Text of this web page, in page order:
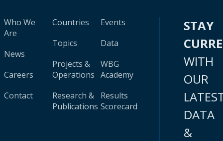
Who We
Are
News
Careers
Contact
Countries
Topics
Projects &
Operations
Research &
Publications
Events
Data
WBG
Academy
Results
Scorecard
STAY
WITH
OUR
DATA
&